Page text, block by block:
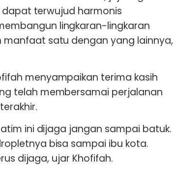
dapat terwujud harmonis
lingkaran-lingkaran
manfaat satu dengan yang lainnya,
menyampaikan terima kasih
telah membersamai perjalanan
ini dijaga jangan sampai batuk.
bisa sampai ibu kota.
dijaga, ujar Khofifah.